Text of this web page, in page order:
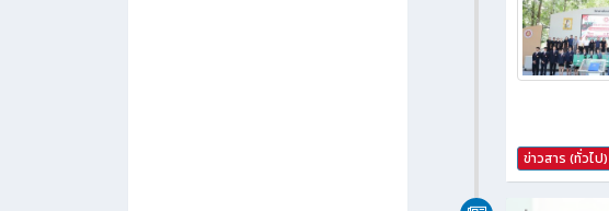
ข่าวสาร